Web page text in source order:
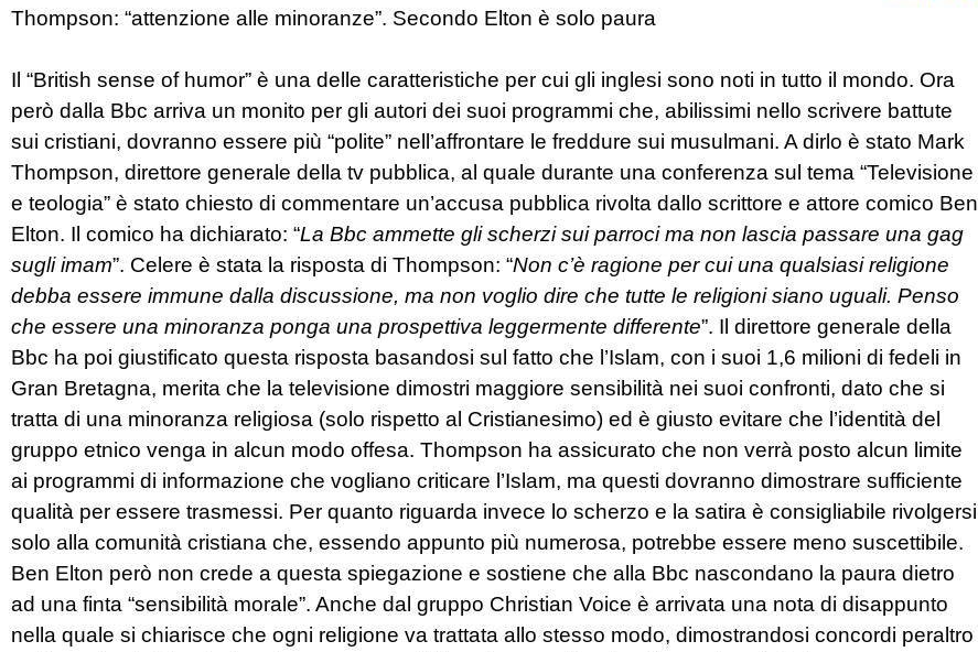
Thompson: “attenzione alle minoranze”. Secondo Elton è solo paura
Il “British sense of humor” è una delle caratteristiche per cui gli inglesi sono noti in tutto il mondo. Ora
però dalla Bbc arriva un monito per gli autori dei suoi programmi che, abilissimi nello scrivere battute
sui cristiani, dovranno essere più “polite” nell’affrontare le freddure sui musulmani. A dirlo è stato Mark
Thompson, direttore generale della tv pubblica, al quale durante una conferenza sul tema “Televisione
e teologia” è stato chiesto di commentare un’accusa pubblica rivolta dallo scrittore e attore comico Ben
Elton. Il comico ha dichiarato: “La Bbc ammette gli scherzi sui parroci ma non lascia passare una gag
sugli imam”. Celere è stata la risposta di Thompson: “Non c’è ragione per cui una qualsiasi religione
debba essere immune dalla discussione, ma non voglio dire che tutte le religioni siano uguali. Penso
che essere una minoranza ponga una prospettiva leggermente differente”. Il direttore generale della
Bbc ha poi giustificato questa risposta basandosi sul fatto che l’Islam, con i suoi 1,6 milioni di fedeli in
Gran Bretagna, merita che la televisione dimostri maggiore sensibilità nei suoi confronti, dato che si
tratta di una minoranza religiosa (solo rispetto al Cristianesimo) ed è giusto evitare che l’identità del
gruppo etnico venga in alcun modo offesa. Thompson ha assicurato che non verrà posto alcun limite
ai programmi di informazione che vogliano criticare l’Islam, ma questi dovranno dimostrare sufficiente
qualità per essere trasmessi. Per quanto riguarda invece lo scherzo e la satira è consigliabile rivolgersi
solo alla comunità cristiana che, essendo appunto più numerosa, potrebbe essere meno suscettibile.
Ben Elton però non crede a questa spiegazione e sostiene che alla Bbc nascondano la paura dietro
ad una finta “sensibilità morale”. Anche dal gruppo Christian Voice è arrivata una nota di disappunto
nella quale si chiarisce che ogni religione va trattata allo stesso modo, dimostrandosi concordi peraltro